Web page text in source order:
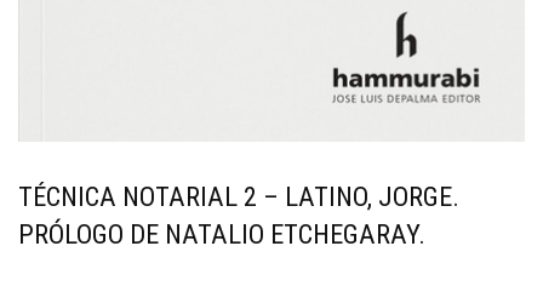
TÉCNICA NOTARIAL 2 – LATINO, JORGE.
PRÓLOGO DE NATALIO ETCHEGARAY.